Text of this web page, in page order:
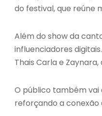
do festival, que reúne
Além do show da
influenciadores
Thais Carla e
O público também vai
reforçando a conexão